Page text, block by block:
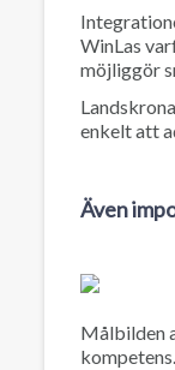
WinLas
möjliggör
enkelt att
Även
Målbilden